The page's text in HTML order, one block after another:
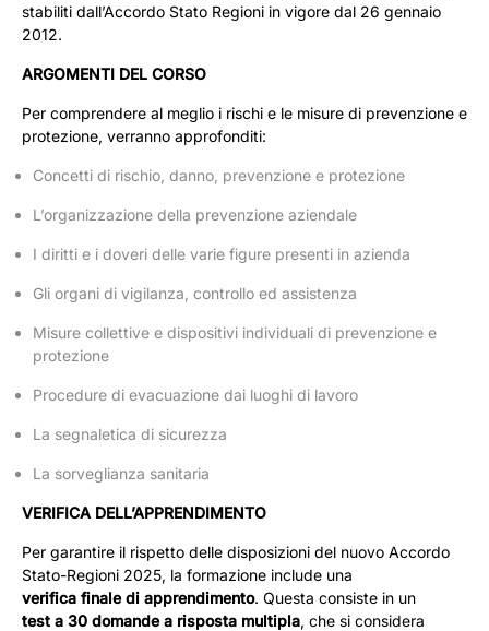
stabiliti dall’Accordo Stato Regioni in vigore dal 26 gennaio
2012.
ARGOMENTI DEL CORSO
Per comprendere al meglio i rischi e le misure di prevenzione e
protezione, verranno approfonditi:
Concetti di rischio, danno, prevenzione e protezione
L’organizzazione della prevenzione aziendale
I diritti e i doveri delle varie figure presenti in azienda
Gli organi di vigilanza, controllo ed assistenza
Misure collettive e dispositivi individuali di prevenzione e
protezione
Procedure di evacuazione dai luoghi di lavoro
La segnaletica di sicurezza
La sorveglianza sanitaria
VERIFICA DELL’APPRENDIMENTO
Per garantire il rispetto delle disposizioni del nuovo Accordo
Stato-Regioni 2025, la formazione include una
verifica finale di apprendimento. Questa consiste in un
test a 30 domande a risposta multipla, che si considera